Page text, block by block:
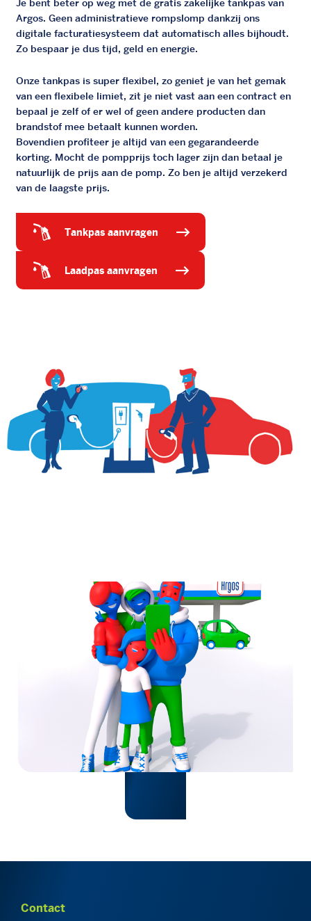
Je bent beter op weg met de gratis zakelijke tankpas van
Argos. Geen administratieve rompslomp dankzij ons
digitale facturatiesysteem dat automatisch alles bijhoudt.
Zo bespaar je dus tijd, geld en energie.
Onze tankpas is super flexibel, zo geniet je van het gemak
van een flexibele limiet, zit je niet vast aan een contract en
bepaal je zelf of er wel of geen andere producten dan
brandstof mee betaalt kunnen worden.
Bovendien profiteer je altijd van een gegarandeerde
korting. Mocht de pompprijs toch lager zijn dan betaal je
natuurlijk de prijs aan de pomp. Zo ben je altijd verzekerd
van de laagste prijs.
tankpas aanvragen
laadpas aanvragen
Contact